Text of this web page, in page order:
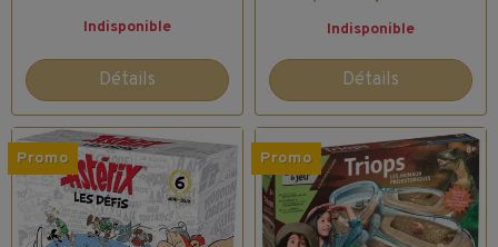
Indisponible
Détails
Indisponible
Détails
Promo Promo